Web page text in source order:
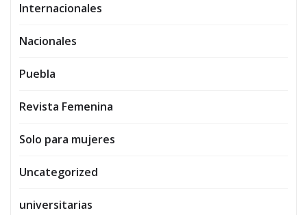
Internacionales
Nacionales
Puebla
Revista Femenina
Solo para mujeres
Uncategorized
universitarias